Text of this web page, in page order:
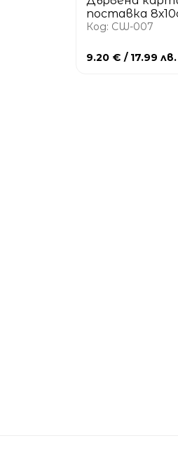
поставка
Код: CW-007
9.20 € / 17.99 лв.